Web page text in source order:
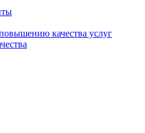
качества услуг